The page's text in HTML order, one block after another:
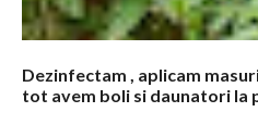
Dezinfectam , aplicam
tot avem boli si daunatori la